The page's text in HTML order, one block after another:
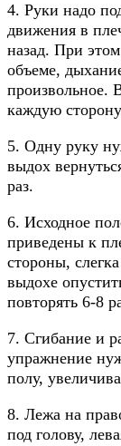
4. Руки надо
движения в
назад. При
объеме,
произвольное.
каждую
5. Одну руку
выдох
раз.
6. Исходное
приведены к
стороны,
выдохе
повторять 6-8
7. Сгибание и
упражнение
полу,
8. Лежа на
под голову,